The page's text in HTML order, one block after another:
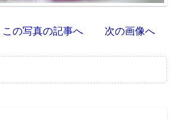
この写真の記事へ 次の画像へ